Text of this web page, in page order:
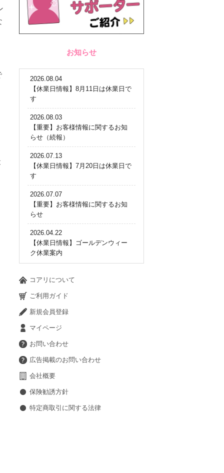
お知らせ
2026.08.04
【休業日情報】8月11日は休業日で
す
2026.08.03
【重要】お客様情報に関するお知
らせ（続報）
2026.07.13
【休業日情報】7月20日は休業日で
す
2026.07.07
【重要】お客様情報に関するお知
らせ
2026.04.22
【休業日情報】ゴールデンウィー
ク休業案内
コアリについて
ご利用ガイド
新規会員登録
マイページ
お問い合わせ
広告掲載のお問い合わせ
会社概要
保険勧誘方針
特定商取引に関する法律